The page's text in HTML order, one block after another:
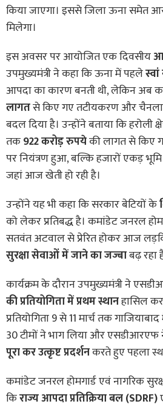
किया जाएगा। इससे जिला ऊना समेत
मिलेगा।
इस अवसर पर आयोजित एक दिवसीय
उपमुख्यमंत्री ने कहा कि ऊना में पहले
आपदा का कारण बनती थी, लेकिन अब
लागतसे किए गए तटीयकरण और
बदल दिया है। उन्होंने बताया कि हरोली
तक922 करोड़ रुपयेकी लागत से किए
पर नियंत्रण हुआ, बल्कि हजारों एकड़
जहां आज खेती हो रही है।
उन्होंने यह भी कहा कि सरकार बेटियों के
को लेकर प्रतिबद्ध है। कमांडेट जनरल
सतवंत अटवाल से प्रेरित होकर आज
सुरक्षा सेवाओं में जाने का जज्बाबढ़ रहा
कार्यक्रम के दौरान उपमुख्यमंत्री ने
की प्रतियोगिता में प्रथम स्थानहासिल
प्रतियोगिता 9 से 11 मार्च तक
30 टीमों ने भाग लिया और
पूरा कर उत्कृष्ट प्रदर्शनकरते हुए पहला
कमांडेट जनरल होमगार्ड एवं नागरिक
किराज्य आपदा प्रतिक्रिया बल (SDRF)